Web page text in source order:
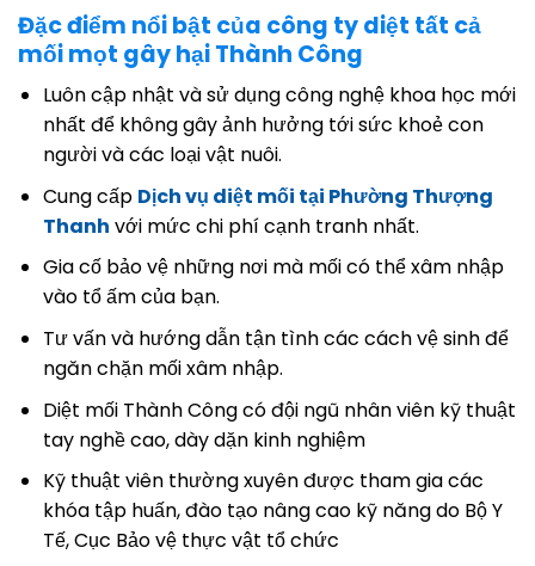
Đặc điểm nổi bật của công ty diệt tất cả
mối mọt gây hại Thành Công
Luôn cập nhật và sử dụng công nghệ khoa học mới
nhất để không gây ảnh hưởng tới sức khoẻ con
người và các loại vật nuôi.
Cung cấp Dịch vụ diệt mối tại Phường Thượng
Thanh với mức chi phí cạnh tranh nhất.
Gia cố bảo vệ những nơi mà mối có thể xâm nhập
vào tổ ấm của bạn.
Tư vấn và hướng dẫn tận tình các cách vệ sinh để
ngăn chặn mối xâm nhập.
Diệt mối Thành Công có đội ngũ nhân viên kỹ thuật
tay nghề cao, dày dặn kinh nghiệm
Kỹ thuật viên thường xuyên được tham gia các
khóa tập huấn, đào tạo nâng cao kỹ năng do Bộ Y
Tế, Cục Bảo vệ thực vật tổ chức